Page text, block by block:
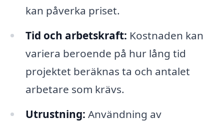
kan påverka priset.
Tid och arbetskraft: Kostnaden kan
variera beroende på hur lång tid
projektet beräknas ta och antalet
arbetare som krävs.
Utrustning: Användning av